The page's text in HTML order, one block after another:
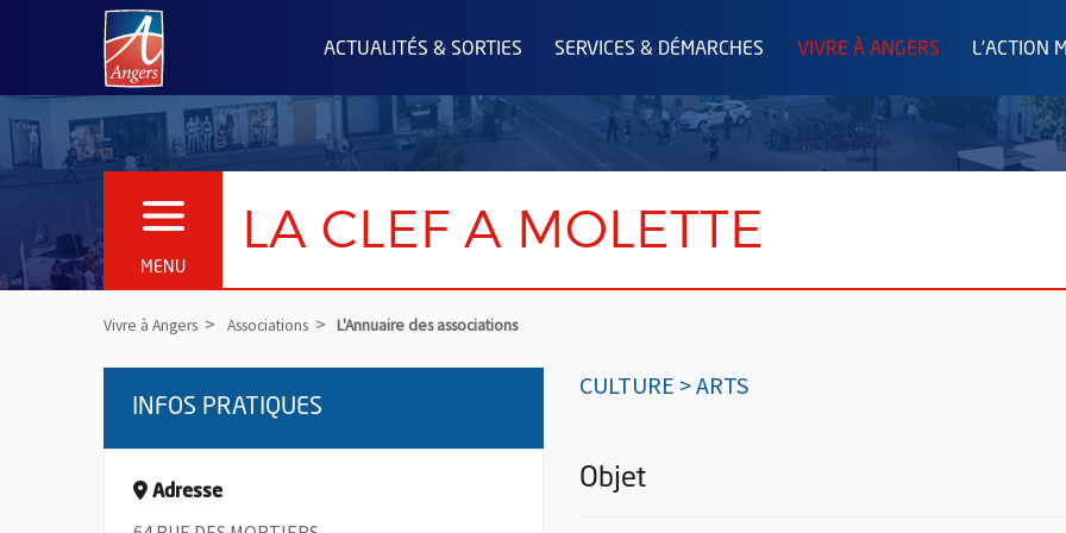
Angers.fr : Retour à l'accueil
ACTUALITÉS & SORTIES SERVICES & DÉMARCHES VIVRE À ANGERS L'ACTION
MENU
OUVRIR LE MENU LA CLEF A MOLETTE
Vivre à Angers Associations L'Annuaire des associations
CULTURE > ARTS
Objet
INFOS PRATIQUES
Adresse